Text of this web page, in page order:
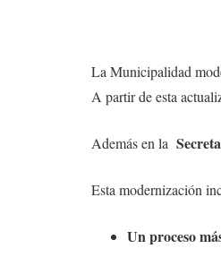
La Municipalidad
A partir de esta
Además en la
Esta modernización
Un proceso